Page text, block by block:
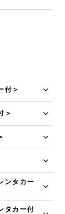
付＞
＞
ンタカー
タカー付